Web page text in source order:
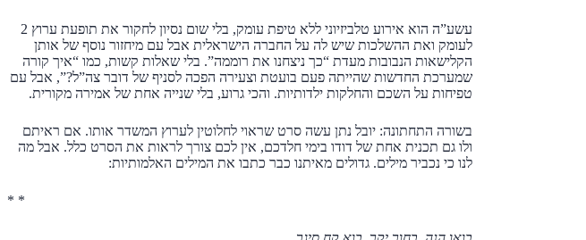
עשע”ה הוא אירוע טלביזיוני ללא טיפת עומק, בלי שום נסיון לחקור את תופעת ערוץ 2
לעומק ואת ההשלכות שיש לה על החברה הישראלית אבל עם מיחזור נוסף של אותן
הקלישאות הנבובות מעדת “כך ניצחנו את רוממה”. בלי שאלות קשות, כמו “איך קורה
שמערכת החדשות שהייתה פעם בועטת וצעירה הפכה לסניף של דובר צה”ל?”, אבל עם
טפיחות על השכם והחלקות ילדותיות. והכי גרוע, בלי שנייה אחת של אמירה מקורית.
בשורה התחתונה: יובל נתן עשה סרט שראוי לחלוטין לערוץ המשדר אותו. אם ראיתם
ולו גם תכנית אחת של דודו בימי חלדכם, אין לכם צורך לראות את הסרט כלל. אבל מה
לנו כי נכביר מילים. גדולים מאיתנו כבר כתבו את המילים האלמותיות:
* *